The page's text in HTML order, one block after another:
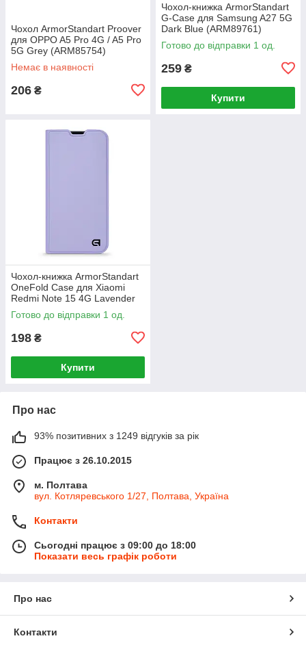
Чохол ArmorStandart Proover
для OPPO A5 Pro 4G / A5 Pro
5G Grey (ARM85754)
Немає в наявності
206 ₴
Чохол-книжка ArmorStandart
G-Case для Samsung A27 5G
Dark Blue (ARM89761)
Готово до відправки 1 од.
259 ₴
Купити
Чохол-книжка ArmorStandart
OneFold Case для Xiaomi
Redmi Note 15 4G Lavender
(ARM89983)
Готово до відправки 1 од.
198 ₴
Купити
Про нас
93% позитивних з 1249 відгуків за рік
Працює з 26.10.2015
м. Полтава
вул. Котляревського 1/27, Полтава, Україна
Контакти
Сьогодні працює з 09:00 до 18:00
Показати весь графік роботи
Про нас
Контакти